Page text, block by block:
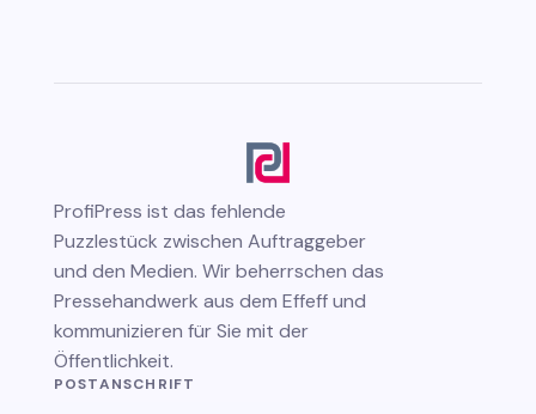
ProfiPress ist das fehlende
Puzzlestück zwischen Auftraggeber
und den Medien. Wir beherrschen das
Pressehandwerk aus dem Effeff und
kommunizieren für Sie mit der
Öffentlichkeit.
POSTANSCHRIFT